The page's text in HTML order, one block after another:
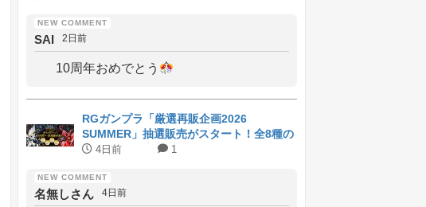
SAI 2日前
10周年おめでとう
RGガンプラ「厳選再販企画2026
SUMMER」抽選販売がスタート！全8種の
ラインナップと受付期間
4日前 1
名無しさん 4日前